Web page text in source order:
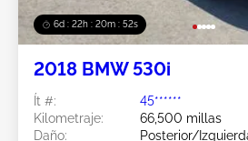
6d : 22h : 20m : 49s
2018 BMW 530i
Ít #:
45******
Kilometraje:
66,500 millas
Daño:
Posterior/